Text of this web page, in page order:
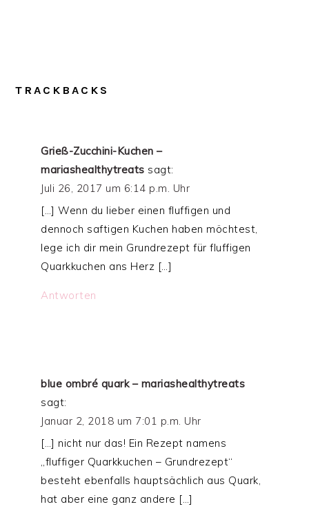
TRACKBACKS
Grieß-Zucchini-Kuchen –
mariashealthytreats sagt:
Juli 26, 2017 um 6:14 p.m. Uhr
[…] Wenn du lieber einen fluffigen und
dennoch saftigen Kuchen haben möchtest,
lege ich dir mein Grundrezept für fluffigen
Quarkkuchen ans Herz […]
Antworten
blue ombré quark – mariashealthytreats
sagt:
Januar 2, 2018 um 7:01 p.m. Uhr
[…] nicht nur das! Ein Rezept namens
„fluffiger Quarkkuchen – Grundrezept“
besteht ebenfalls hauptsächlich aus Quark,
hat aber eine ganz andere […]